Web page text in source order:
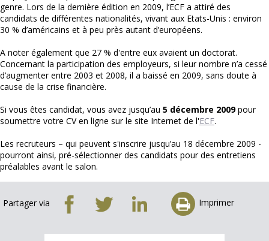
genre. Lors de la dernière édition en 2009, l’ECF a attiré des
candidats de différentes nationalités, vivant aux Etats-Unis : environ
30 % d’américains et à peu près autant d’européens.
A noter également que 27 % d'entre eux avaient un doctorat.
Concernant la participation des employeurs, si leur nombre n’a cessé
d’augmenter entre 2003 et 2008, il a baissé en 2009, sans doute à
cause de la crise financière.
Si vous êtes candidat, vous avez jusqu’au 5 décembre 2009pour
soumettre votre CV en ligne sur le site Internet de l'ECF.
Les recruteurs – qui peuvent s'inscrire jusqu’au 18 décembre 2009 -
pourront ainsi, pré-sélectionner des candidats pour des entretiens
préalables avant le salon.
Partager via Imprimer